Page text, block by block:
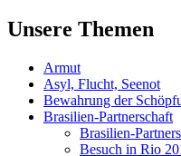
Unsere Themen
Armut
Asyl, Flucht, Seenot
Bewahrung der
Brasilien-Partnerschaft
Brasilien-
Besuch in Rio